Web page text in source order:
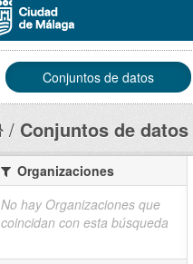
Conjuntos de datos
Conjuntos de datos
Organizaciones
No hay Organizaciones que
coincidan con esta búsqueda